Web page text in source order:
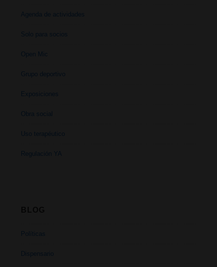
Agenda de actividades
Solo para socios
Open Mic
Grupo deportivo
Exposiciones
Obra social
Uso terapéutico
Regulación YA
Políticas
Dispensario